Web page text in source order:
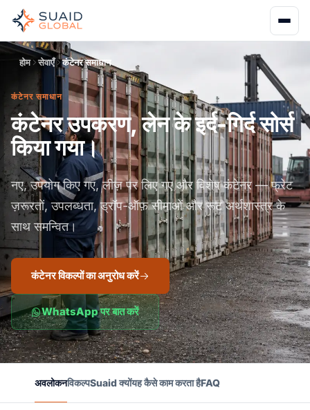
होम सेवाएँ कंटेनर समाधान
कंटेनर समाधान
कंटेनर उपकरण, लेन के इर्द-गिर्द सोर्स
किया गया।
नए, उपयोग किए गए, लीज़ पर लिए गए और विशेष कंटेनर — फ्रेट
ज़रूरतों, उपलब्धता, ड्रॉप-ऑफ़ सीमाओं और रूट अर्थशास्त्र के
साथ समन्वित।
कंटेनर विकल्पों का अनुरोध करें
WhatsApp पर बात करें
अवलोकनविकल्पSuaid क्योंयह कैसे काम करता हैFAQ